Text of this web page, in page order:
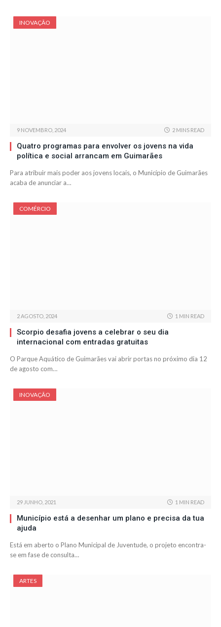
INOVAÇÃO
9 NOVEMBRO, 2024 2 MINS READ
Quatro programas para envolver os jovens na vida
política e social arrancam em Guimarães
Para atribuir mais poder aos jovens locais, o Município de Guimarães
acaba de anunciar a…
COMÉRCIO
2 AGOSTO, 2024 1 MIN READ
Scorpio desafia jovens a celebrar o seu dia
internacional com entradas gratuitas
O Parque Aquático de Guimarães vai abrir portas no próximo dia 12
de agosto com…
INOVAÇÃO
29 JUNHO, 2021 1 MIN READ
Município está a desenhar um plano e precisa da tua
ajuda
Está em aberto o Plano Municipal de Juventude, o projeto encontra-
se em fase de consulta…
ARTES